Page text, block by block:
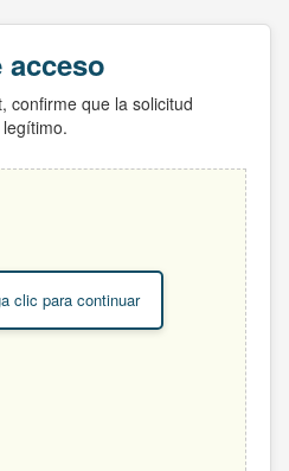
confirme que la solicitud
clic para continuar